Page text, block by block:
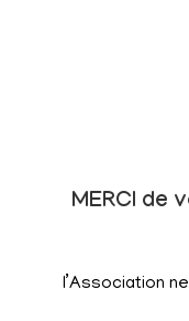
MERCI de
l’Association